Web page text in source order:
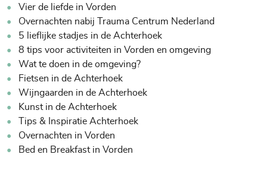
Vier de liefde in Vorden
Overnachten nabij Trauma Centrum Nederland
5 lieflijke stadjes in de Achterhoek
8 tips voor activiteiten in Vorden en omgeving
Wat te doen in de omgeving?
Fietsen in de Achterhoek
Wijngaarden in de Achterhoek
Kunst in de Achterhoek
Tips & Inspiratie Achterhoek
Overnachten in Vorden
Bed en Breakfast in Vorden